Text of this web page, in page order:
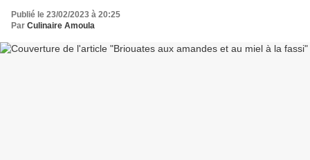
Publié le 23/02/2023 à 20:25
Par Culinaire Amoula